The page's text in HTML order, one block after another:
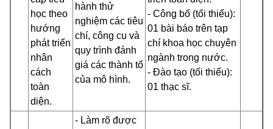
học theo
hướng
phát triển
nhân
cách
toàn
diện.
hành thử
nghiệm các tiêu
chí, công cụ và
quy trình đánh
giá các thành tố
của mô hình.
- Công bố (tối thiểu):
01 bài báo trên tạp
chí khoa học chuyên
ngành trong nước.
- Đào tạo (tối thiểu):
01 thạc sĩ.
- Làm rõ được